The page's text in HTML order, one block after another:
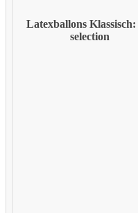
Latexballons Klassisch:
selection